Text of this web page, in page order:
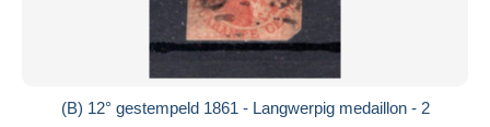
(B) 12° gestempeld 1861 - Langwerpig medaillon - 2